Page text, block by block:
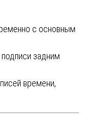
с основным
задним
времени,